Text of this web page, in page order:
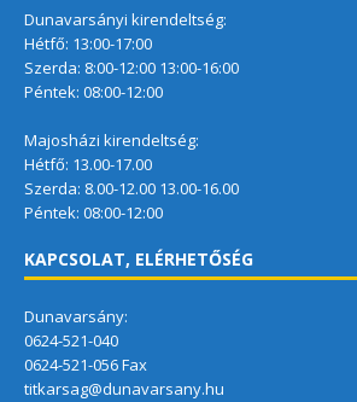
Dunavarsányi kirendeltség:
Hétfő: 13:00-17:00
Szerda: 8:00-12:00 13:00-16:00
Péntek: 08:00-12:00
Majosházi kirendeltség:
Hétfő: 13.00-17.00
Szerda: 8.00-12.00 13.00-16.00
Péntek: 08:00-12:00
KAPCSOLAT, ELÉRHETŐSÉG
Dunavarsány:
0624-521-040
0624-521-056 Fax
titkarsag@dunavarsany.hu